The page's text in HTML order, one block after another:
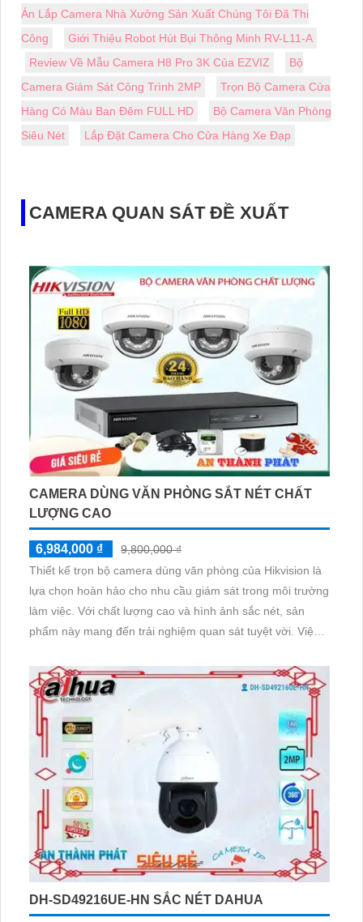
Án Lắp Camera Nhà Xưởng Sản Xuất Chúng Tôi Đã Thi
Công
Giới Thiệu Robot Hút Bụi Thông Minh RV-L11-A
Review Về Mẫu Camera H8 Pro 3K Của EZVIZ
Bộ
Camera Giám Sát Công Trình 2MP
Trọn Bộ Camera Cửa
Hàng Có Màu Ban Đêm FULL HD
Bộ Camera Văn Phòng
Siêu Nét
Lắp Đặt Camera Cho Cửa Hàng Xe Đạp
CAMERA QUAN SÁT ĐỀ XUẤT
CAMERA DÙNG VĂN PHÒNG SẮT NÉT CHẤT
LƯỢNG CAO
6,984,000 ₫
9,800,000 ₫
Thiết kế trọn bộ camera dùng văn phòng của Hikvision là
lựa chọn hoàn hảo cho nhu cầu giám sát trong môi trường
làm việc. Với chất lượng cao và hình ảnh sắc nét, sản
phẩm này mang đến trải nghiệm quan sát tuyệt vời. Việc
dùng dễ dàng quản lý từ xa. Camera có độ phân giải 2
DH-SD49216UE-HN SẮC NÉT DAHUA